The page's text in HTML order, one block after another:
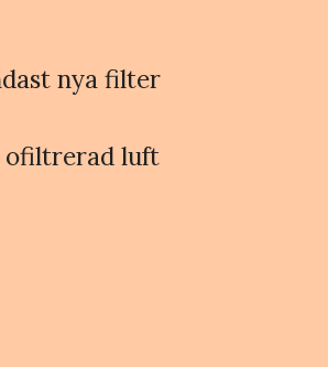
nya filter
ofiltrerad luft